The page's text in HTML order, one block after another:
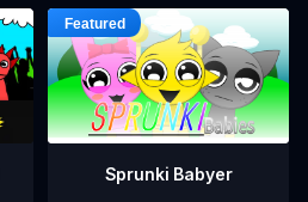
Sprunki Babyer